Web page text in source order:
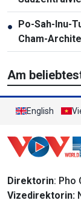
● Po-Sah-Inu-
Cham-
Am
English
Direktorin: Pho
Vizedirektorin: